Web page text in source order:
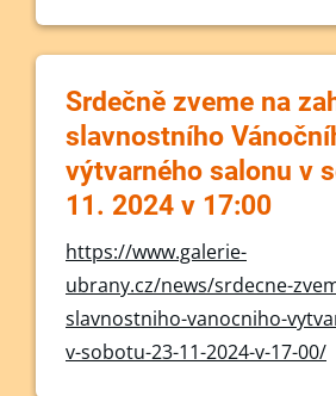
Srdečně zveme na
slavnostního
výtvarného salonu v
11. 2024 v 17:00
https://www.galerie-
ubrany.cz/news/srdecne-
slavnostniho-vanocniho-
v-sobotu-23-11-2024-v-17-00/